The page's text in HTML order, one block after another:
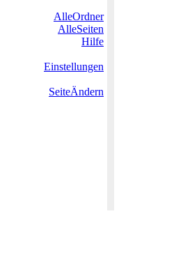
AlleOrdner
AlleSeiten
Hilfe
Einstellungen
SeiteÄndern